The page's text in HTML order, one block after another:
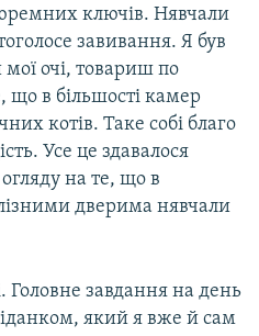
ключів. Нявчали
завивання. Я був
очі, товариш по
що в більшості камер
котів. Таке собі благо
Усе це здавалося
на те, що в
дверима нявчали
Головне завдання на день
який я вже й сам